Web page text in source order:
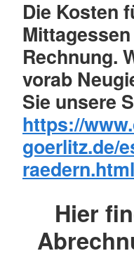
Die Kosten
Rechnung.
vorab
Sie unsere
https://
goerlitz.de/
raedern.html
Hier